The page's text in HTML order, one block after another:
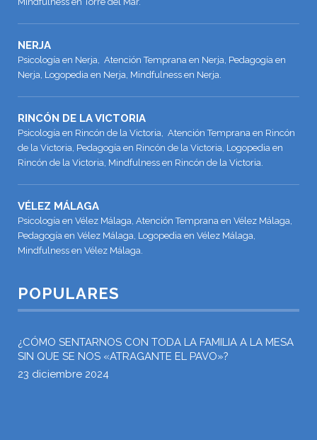
NERJA
Psicología en Nerja, Atención Temprana en Nerja, Pedagogía en
Nerja, Logopedia en Nerja, Mindfulness en Nerja.
RINCÓN DE LA VICTORIA
Psicología en Rincón de la Victoria, Atención Temprana en Rincón
de la Victoria, Pedagogía en Rincón de la Victoria, Logopedia en
Rincón de la Victoria, Mindfulness en Rincón de la Victoria.
VÉLEZ MÁLAGA
Psicología en Vélez Málaga, Atención Temprana en Vélez Málaga,
Pedagogía en Vélez Málaga, Logopedia en Vélez Málaga,
Mindfulness en Vélez Málaga.
POPULARES
¿CÓMO SENTARNOS CON TODA LA FAMILIA A LA MESA
SIN QUE SE NOS «ATRAGANTE EL PAVO»?
23 diciembre 2024